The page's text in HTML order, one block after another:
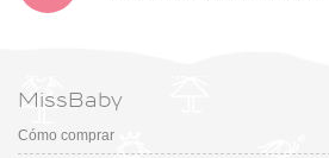
MissBaby
Cómo comprar